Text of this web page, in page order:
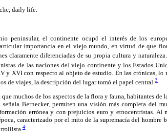
daily life.
peninsular, el continente ocupó el interés de los
importancia en el viejo mundo, en virtud de que
claramente diferenciadas de su propia cultura y naturaleza.
de las naciones del viejo continente y los Estados
y XVI con respecto al objeto de estudio. En las crónicas, lo
de viajes, la descripción del lugar tomó el papel central. 3
muchos de los aspectos de la flora y fauna, habitantes de
Bernecker, permiten una visión más completa del
errónea y con prejuicios euro y etnocentristas. Al
caracterizado por el mito de la supremacía del hombre
4